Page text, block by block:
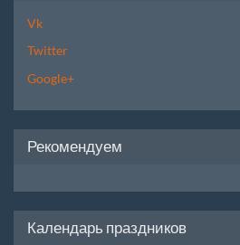
Vk
Twitter
Google+
Рекомендуем
Календарь праздников